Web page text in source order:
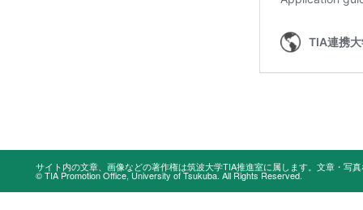
サイト内の文章、画像などの著作権は筑波大学TIA推進室に属します。文章・写
© TIA Promotion Office, University of Tsukuba. All Rights Reserved.